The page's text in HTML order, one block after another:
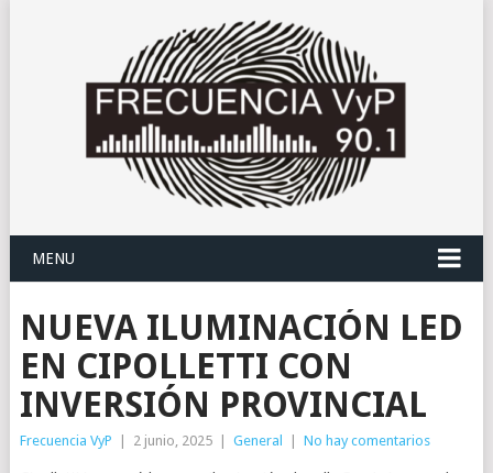
MENU
NUEVA ILUMINACIÓN LED
EN CIPOLLETTI CON
INVERSIÓN PROVINCIAL
Frecuencia VyP 2 junio, 2025 General No hay comentarios